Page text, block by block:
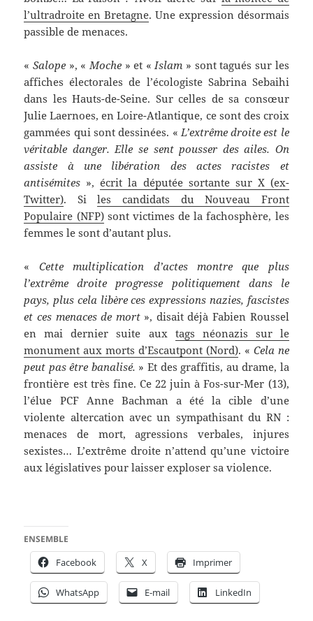
l’ultradroite en Bretagne. Une expression désormais
passible de menaces.
«Salope », «Moche » et «Islam » sont tagués sur les
affiches électorales de l’écologiste Sabrina Sebaihi
dans les Hauts-de-Seine. Sur celles de sa consœur
Julie Laernoes, en Loire-Atlantique, ce sont des croix
gammées qui sont dessinées. «L’extrême droite est le
véritable danger. Elle se sent pousser des ailes. On
assiste à une libération des actes racistes et
antisémites »,écrit la députée sortante sur X (ex-
Twitter). Siles candidats du Nouveau Front
Populaire (NFP)sont victimes de la fachosphère, les
femmes le sont d’autant plus.
« Cette multiplication d’actes montre que plus
l’extrême droite progresse politiquement dans le
pays, plus cela libère ces expressions nazies, fascistes
et ces menaces de mort», disait déjà Fabien Roussel
en mai dernier suite aux tags néonazis sur le
monument aux morts d’Escautpont (Nord). « Cela ne
peut pas être banalisé. » Et des graffitis, au drame, la
frontière est très fine. Ce 22 juin à Fos-sur-Mer (13),
l’élue PCF Anne Bachman a été la cible d’une
violente altercation avec un sympathisant du RN :
menaces de mort, agressions verbales, injures
sexistes… L’extrême droite n’attend qu’une victoire
aux législatives pour laisser exploser sa violence.
ENSEMBLE
Facebook X Imprimer
WhatsApp E-mail LinkedIn